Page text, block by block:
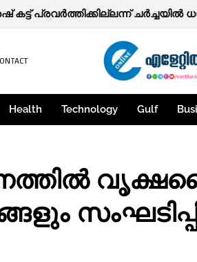
കട്ട് പ്രവർത്തിക്കില്ലന്ന്
പ്രഭാകരന്‍ നായർ
Health Technology Gulf